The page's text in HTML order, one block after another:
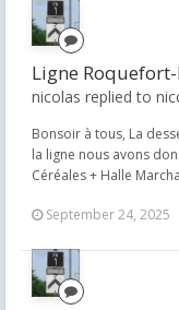
Ligne
nicolas replied to
Bonsoir à tous, La
la ligne nous avons
Céréales + Halle
September 24, 2025